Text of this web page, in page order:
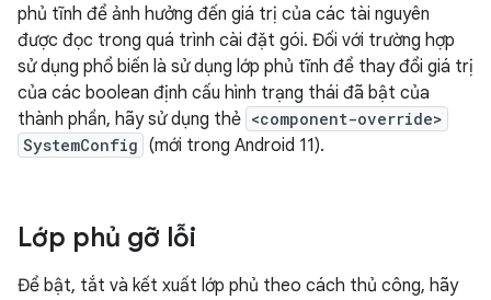
phủ tĩnh để ảnh hưởng đến giá trị của các tài nguyên
được đọc trong quá trình cài đặt gói. Đối với trường hợp
sử dụng phổ biến là sử dụng lớp phủ tĩnh để thay đổi giá trị
của các boolean định cấu hình trạng thái đã bật của
thành phần, hãy sử dụng thẻ <component-override>
SystemConfig (mới trong Android 11).
Lớp phủ gỡ lỗi
Để bật, tắt và kết xuất lớp phủ theo cách thủ công, hãy